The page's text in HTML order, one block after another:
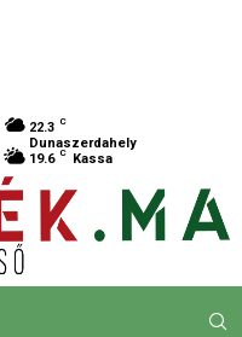
22.3 C
Dunaszerdahely
19.6 C Kassa